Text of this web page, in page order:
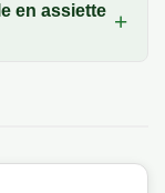
en assiette